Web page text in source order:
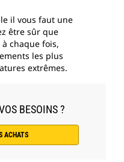
il vous faut une
être sûr que
chaque fois,
les plus
extrêmes.
BESOINS ?
ACHATS